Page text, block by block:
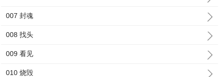
007 封魂
008 找头
009 看见
010 烧毁